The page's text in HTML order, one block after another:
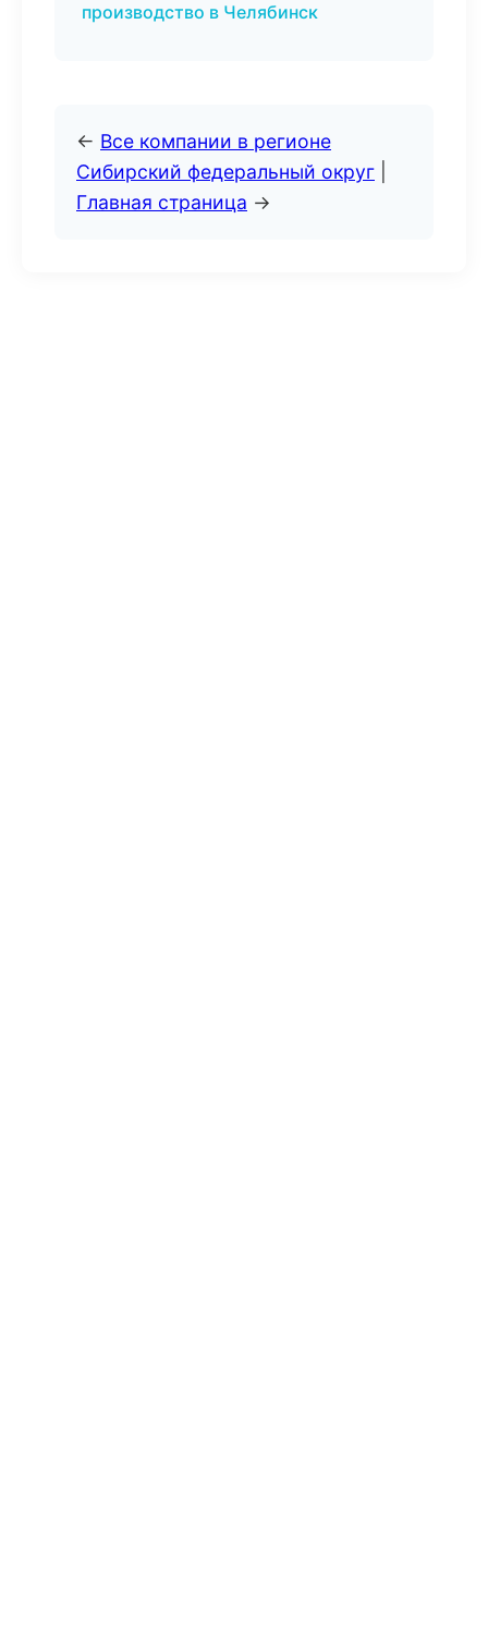
производство в Челябинск
← Все компании в регионе
Сибирский федеральный округ
Главная страница →